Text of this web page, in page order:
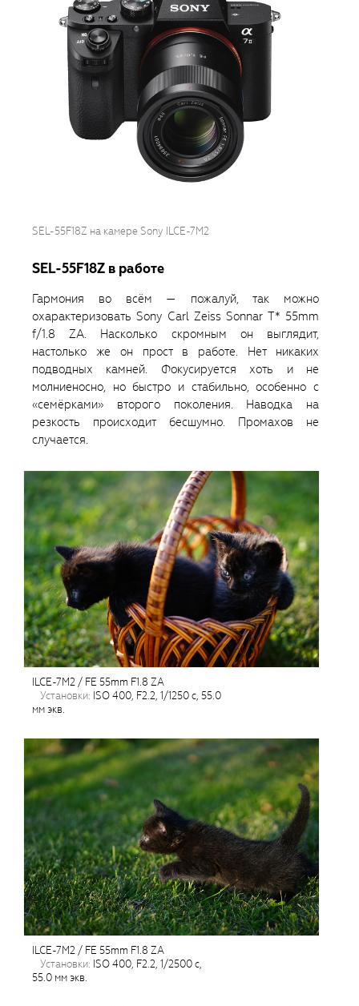
SEL-55F18Z на камере Sony ILCE-7M2
SEL-55F18Z в работе
Гармония во всём — пожалуй, так можно
охарактеризовать Sony Carl Zeiss Sonnar T* 55mm
f/1.8 ZA. Насколько скромным он выглядит,
настолько же он прост в работе. Нет никаких
подводных камней. Фокусируется хоть и не
молниеносно, но быстро и стабильно, особенно с
«семёрками» второго поколения. Наводка на
резкость происходит бесшумно. Промахов не
случается.
ILCE-7M2 / FE 55mm F1.8 ZA
установки: ISO 400, F2.2, 1/1250 с, 55.0
мм экв.
ILCE-7M2 / FE 55mm F1.8 ZA
установки: ISO 400, F2.2, 1/2500 с,
55.0 мм экв.